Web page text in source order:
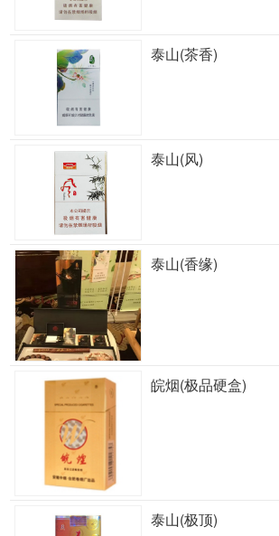
泰山(茶香)
泰山(风)
泰山(香缘)
皖烟(极品硬盒)
泰山(极顶)